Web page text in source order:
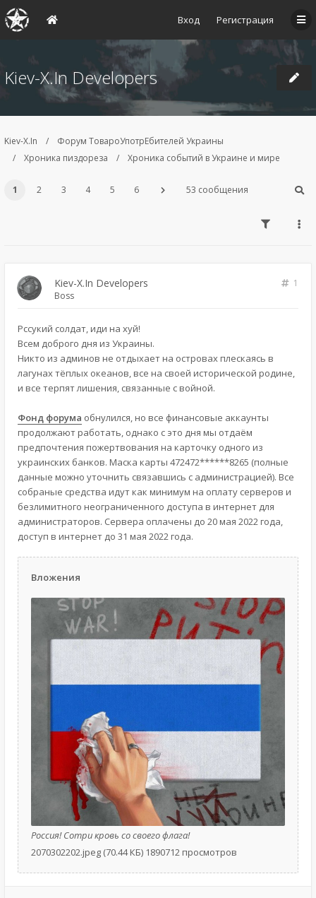
Вход Регистрация
Kiev-X.In Developers
Kiev-X.In
Форум ТовароУпотрЕбителей Украины
Хроника пиздореза
Хроника событий в Украине и мире
1 2 3 4 5 6 53 сообщения
Kiev-X.In Developers
1
Boss
Рссукий солдат, иди на хуй!
Всем доброго дня из Украины.
Никто из админов не отдыхает на островах плескаясь в
лагунах тёплых океанов, все на своей исторической родине,
и все терпят лишения, связанные с войной.
Фонд форума обнулился, но все финансовые аккаунты
продолжают работать, однако с это дня мы отдаём
предпочтения пожертвования на карточку одного из
украинских банков. Маска карты 472472******8265 (полные
данные можно уточнить связавшись с администрацией). Все
собраные средства идут как минимум на оплату серверов и
безлимитного неограниченного доступа в интернет для
администраторов. Сервера оплачены до 20 мая 2022 года,
доступ в интернет до 31 мая 2022 года.
Вложения
Россия! Сотри кровь со своего флага!
2070302202.jpeg (70.44 КБ) 1890712 просмотров